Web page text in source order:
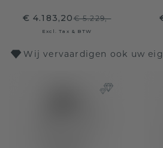
€ 4.183,20€ 5.229,-
Excl. Tax & BTW
Wij vervaardigen ook uw